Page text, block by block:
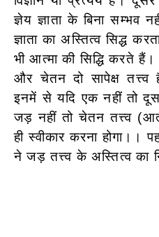
ज्ञेय ज्ञाता के बिना सम्भव
ज्ञाता का अस्तित्व सिद्ध
भी आत्मा की सिद्धि करते
और चेतन दो सापेक्ष
इनमें से यदि एक नहीं तो
जड़ नहीं तो चेतन तत्त्व
ही स्वीकार करना
ने जड़ तत्त्व के अस्तित्व का